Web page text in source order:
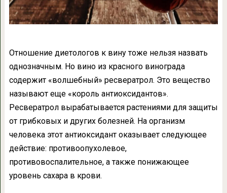
Отношение диетологов к вину тоже нельзя назвать
однозначным. Но вино из красного винограда
содержит «волшебный» ресвератрол. Это вещество
называют еще «король антиоксидантов».
Ресвератрол вырабатывается растениями для защиты
от грибковых и других болезней. На организм
человека этот антиоксидант оказывает следующее
действие: противоопухолевое,
противовоспалительное, а также понижающее
уровень сахара в крови.